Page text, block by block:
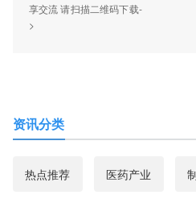
享交流 请扫描二维码下载-
>
资讯分类
热点推荐 医药产业